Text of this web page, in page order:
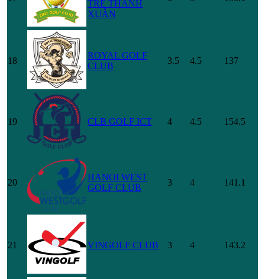
TRẺ THANH
XUÂN
18
ROYAL GOLF
CLUB
3.5 4.5 137
19 CLB GOLF ICT 4 4.5 154.5
20
HANOI WEST
GOLF CLUB
3 4 141.1
21 VINGOLF CLUB 3 4 143.2